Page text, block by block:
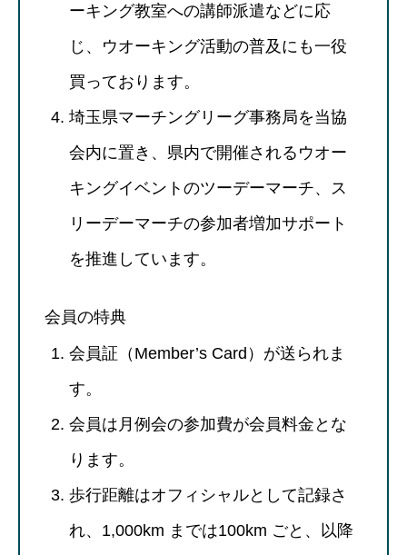
ーキング教室への講師派遣などに応
じ、ウオーキング活動の普及にも一役
買っております。
埼玉県マーチングリーグ事務局を当協
会内に置き、県内で開催されるウオー
キングイベントのツーデーマーチ、ス
リーデーマーチの参加者増加サポート
を推進しています。
会員の特典
会員証（Member’s Card）が送られま
す。
会員は月例会の参加費が会員料金とな
ります。
歩行距離はオフィシャルとして記録さ
れ、1,000km までは100km ごと、以降